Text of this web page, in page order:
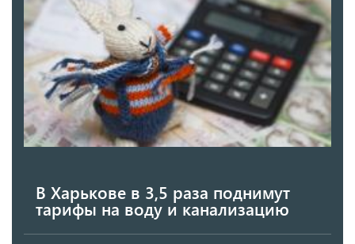
В Харькове в 3,5 раза поднимут
тарифы на воду и канализацию